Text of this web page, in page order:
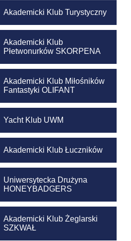
Akademicki Klub Turystyczny
Akademicki Klub
Płetwonurków SKORPENA
Akademicki Klub Miłośników
Fantastyki OLIFANT
Yacht Klub UWM
Akademicki Klub Łuczników
Uniwersytecka Drużyna
HONEYBADGERS
Akademicki Klub Żeglarski
SZKWAŁ